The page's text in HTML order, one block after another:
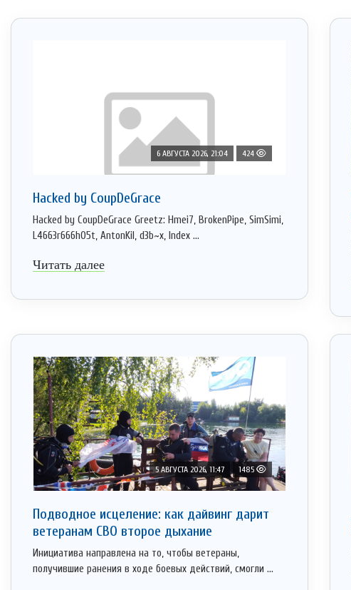
6 АВГУСТА 2026, 21:04 424
Hacked by CoupDeGrace
Hacked by CoupDeGrace Greetz: Hmei7, BrokenPipe, SimSimi,
L4663r666h05t, AntonKil, d3b~x, Index ...
Читать далее
5 АВГУСТА 2026, 11:47 1485
Подводное исцеление: как дайвинг дарит
ветеранам СВО второе дыхание
Инициатива направлена на то, чтобы ветераны,
получившие ранения в ходе боевых действий, смогли ...